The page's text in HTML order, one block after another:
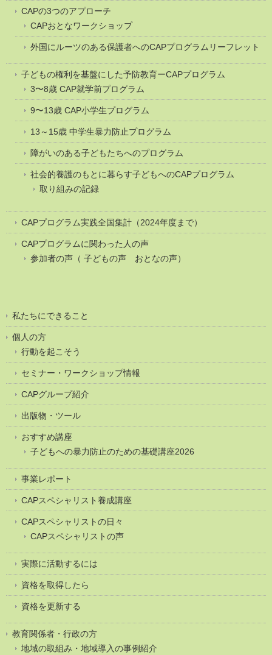
CAPの3つのアプローチ
CAPおとなワークショップ
外国にルーツのある保護者へのCAPプログラムリーフレット
子どもの権利を基盤にした予防教育ーCAPプログラム
3〜8歳 CAP就学前プログラム
9〜13歳 CAP小学生プログラム
13～15歳 中学生暴力防止プログラム
障がいのある子どもたちへのプログラム
社会的養護のもとに暮らす子どもへのCAPプログラム
取り組みの記録
CAPプログラム実践全国集計（2024年度まで）
CAPプログラムに関わった人の声
参加者の声（ 子どもの声 おとなの声）
私たちにできること
個人の方
行動を起こそう
セミナー・ワークショップ情報
CAPグループ紹介
出版物・ツール
おすすめ講座
子どもへの暴力防止のための基礎講座2026
事業レポート
CAPスペシャリスト養成講座
CAPスペシャリストの日々
CAPスペシャリストの声
実際に活動するには
資格を取得したら
資格を更新する
教育関係者・行政の方
地域の取組み・地域導入の事例紹介